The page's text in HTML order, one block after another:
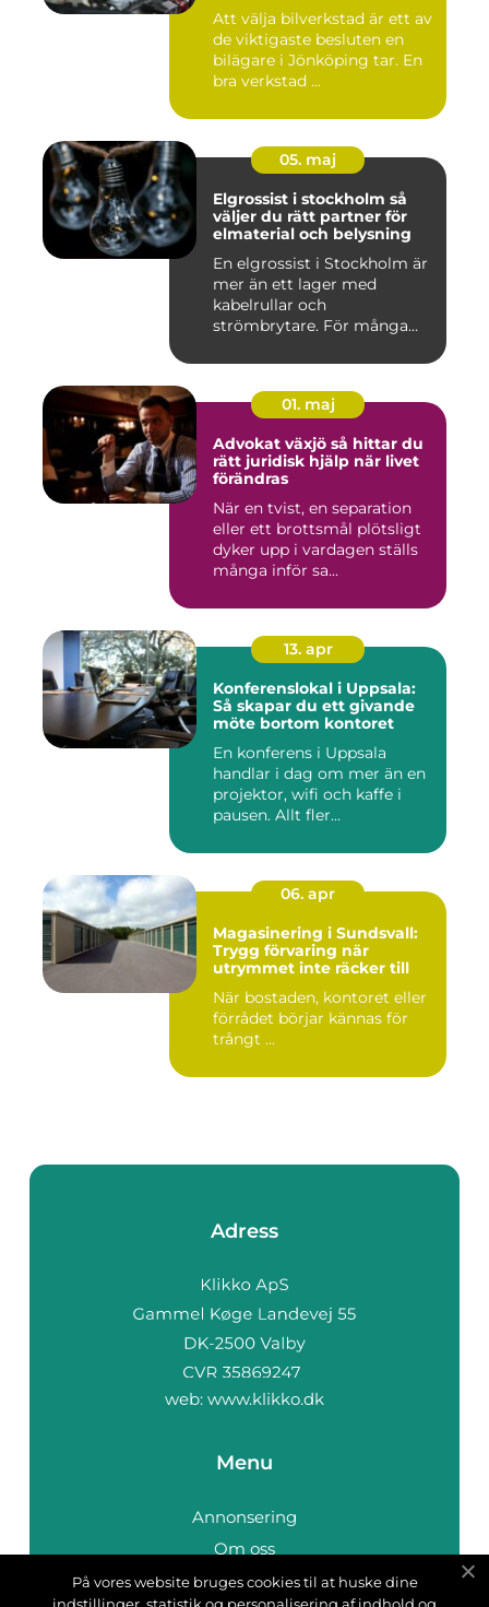
Att välja bilverkstad är ett av
de viktigaste besluten en
bilägare i Jönköping tar. En
bra verkstad ...
05. maj
Elgrossist i stockholm så
väljer du rätt partner för
elmaterial och belysning
En elgrossist i Stockholm är
mer än ett lager med
kabelrullar och
strömbrytare. För många
01. maj
Advokat växjö så hittar du
rätt juridisk hjälp när livet
förändras
När en tvist, en separation
eller ett brottsmål plötsligt
dyker upp i vardagen ställs
många inför sa...
13. apr
Konferenslokal i Uppsala:
Så skapar du ett givande
möte bortom kontoret
En konferens i Uppsala
handlar i dag om mer än en
projektor, wifi och kaffe i
pausen. Allt fler...
06. apr
Magasinering i Sundsvall:
Trygg förvaring när
utrymmet inte räcker till
När bostaden, kontoret eller
förrådet börjar kännas för
trångt ...
Adress
web: www.klikko.dk
Menu
Annonsering
Om oss
Cookies
På vores website bruges cookies til at huske dine